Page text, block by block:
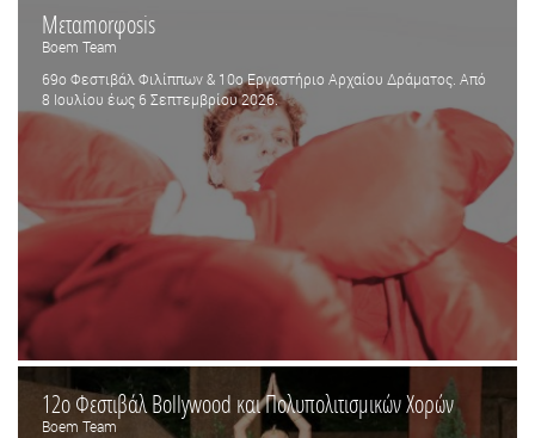
Μεταmorφosis
Boem Team
69ο Φεστιβάλ Φιλίππων & 10ο Εργαστήριο Αρχαίου Δράματος. Από
8 Ιουλίου έως 6 Σεπτεμβρίου 2026.
12ο Φεστιβάλ Bollywood και Πολυπολιτισμικών Χορών
Boem Team